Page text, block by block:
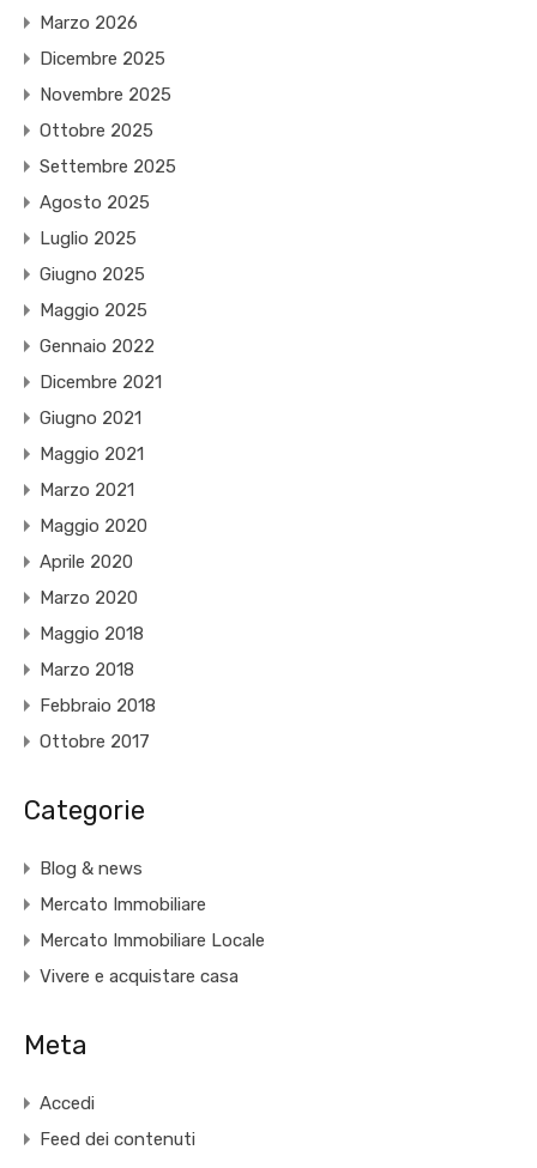
Marzo 2026
Dicembre 2025
Novembre 2025
Ottobre 2025
Settembre 2025
Agosto 2025
Luglio 2025
Giugno 2025
Maggio 2025
Gennaio 2022
Dicembre 2021
Giugno 2021
Maggio 2021
Marzo 2021
Maggio 2020
Aprile 2020
Marzo 2020
Maggio 2018
Marzo 2018
Febbraio 2018
Ottobre 2017
Categorie
Blog & news
Mercato Immobiliare
Mercato Immobiliare Locale
Vivere e acquistare casa
Meta
Accedi
Feed dei contenuti